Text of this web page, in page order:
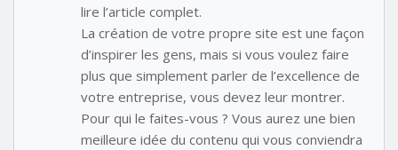
lire l’article complet.
La création de votre propre site est une façon
d’inspirer les gens, mais si vous voulez faire
plus que simplement parler de l’excellence de
votre entreprise, vous devez leur montrer.
Pour qui le faites-vous ? Vous aurez une bien
meilleure idée du contenu qui vous conviendra